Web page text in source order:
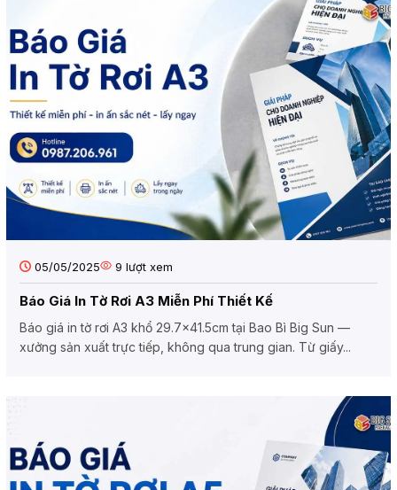
05/05/2025 9 lượt xem
Báo Giá In Tờ Rơi A3 Miễn Phí Thiết Kế
Báo giá in tờ rơi A3 khổ 29.7×41.5cm tại Bao Bì Big Sun —
xưởng sản xuất trực tiếp, không qua trung gian. Từ giấy...